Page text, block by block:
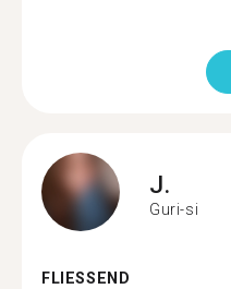
J.
Guri-si
FLIESSEND